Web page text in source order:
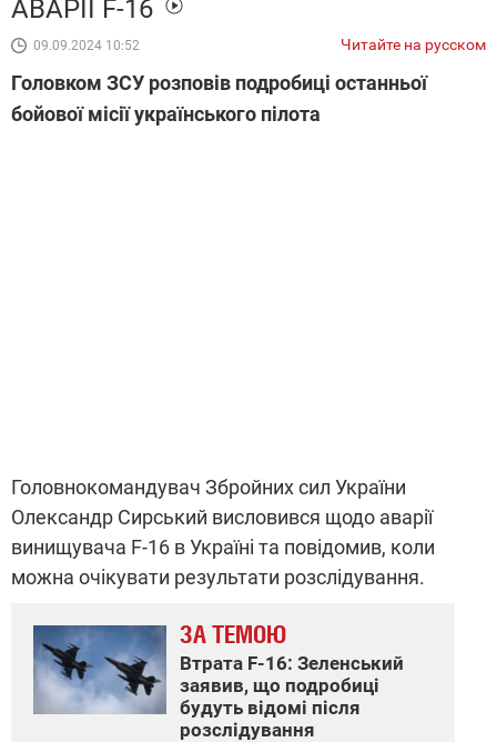
АВАРІЇ F-16
09.09.2024 10:52 Читайте на русском
Головком ЗСУ розповів подробиці останньої
бойової місії українського пілота
Головнокомандувач Збройних сил України
Олександр Сирський висловився щодо аварії
винищувача F-16 в Україні та повідомив, коли
можна очікувати результати розслідування.
ЗА ТЕМОЮ
Втрата F-16: Зеленський
заявив, що подробиці
будуть відомі після
розслідування